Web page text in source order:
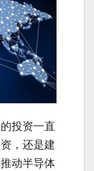
投资一直
，还是建
动半导体